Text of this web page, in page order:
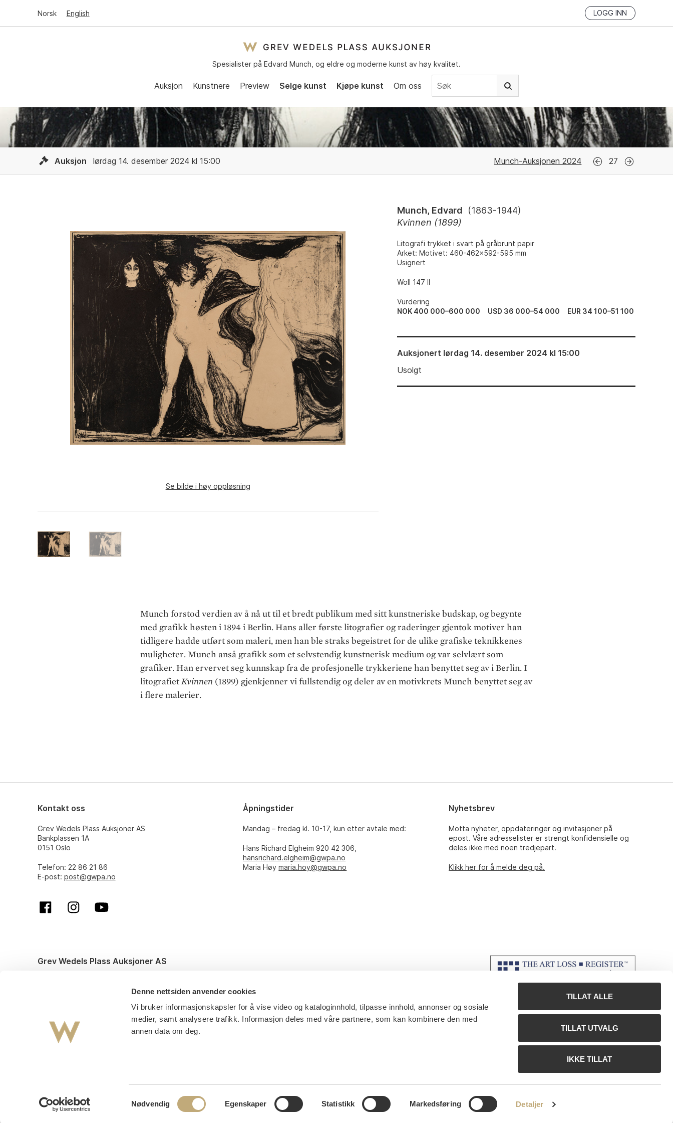
Denne nettsiden anvender cookies
Vi bruker informasjonskapsler for å vise video og kataloginnhold, tilpasse innhold, annonser og sosiale
medier, samt analysere trafikk. Informasjon deles med våre partnere, som kan kombinere den med
annen data om deg.
Samtykkevalg
Nødvendig Egenskaper Statistikk Markedsføring Detaljer
TILLAT ALLE
TILLAT UTVALG
IKKE TILLAT
Norsk English LOGG INN
Spesialister på Edvard Munch, og eldre og moderne kunst av høy kvalitet.
Auksjon Kunstnere Preview Selge kunst Kjøpe kunst Om oss
Auksjon lørdag 14. desember 2024 kl 15:00 Munch-Auksjonen 2024 27
Se bilde i høy oppløsning
Munch, Edvard (1863-1944)
Kvinnen (1899)
Litografi trykket i svart på gråbrunt papir
Arket: Motivet: 460-462x592-595 mm
Usignert
Woll 147 II
Vurdering
NOK 400 000–600 000
USD 36 000–54 000 EUR 34 100–51 100
Auksjonert lørdag 14. desember 2024 kl 15:00
Usolgt
Munch forstod verdien av å nå ut til et bredt publikum med sitt kunstneriske budskap, og begynte
med grafikk høsten i 1894 i Berlin. Hans aller første litografier og raderinger gjentok motiver han
tidligere hadde utført som maleri, men han ble straks begeistret for de ulike grafiske teknikkenes
muligheter. Munch anså grafikk som et selvstendig kunstnerisk medium og var selvlært som
grafiker. Han ervervet seg kunnskap fra de profesjonelle trykkeriene han benyttet seg av i Berlin. I
litografietKvinnen (1899) gjenkjenner vi fullstendig og deler av en motivkrets Munch benyttet seg av
i flere malerier.
Kontakt oss
Grev Wedels Plass Auksjoner AS
Bankplassen 1A
0151 Oslo
Telefon: 22 86 21 86
E-post: post@gwpa.no
Åpningstider
Mandag – fredag kl. 10-17, kun etter avtale med:
Hans Richard Elgheim 920 42 306,
hansrichard.elgheim@gwpa.no
Maria Høymaria.hoy@gwpa.no
Nyhetsbrev
Motta nyheter, oppdateringer og invitasjoner på
epost. Våre adresselister er strengt konfidensielle og
deles ikke med noen tredjepart.
Klikk her for å melde deg på.
Grev Wedels Plass Auksjoner AS